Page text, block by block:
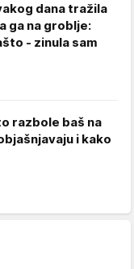
dana tražila
ga na groblje:
- zinula sam
razbole baš na
i kako